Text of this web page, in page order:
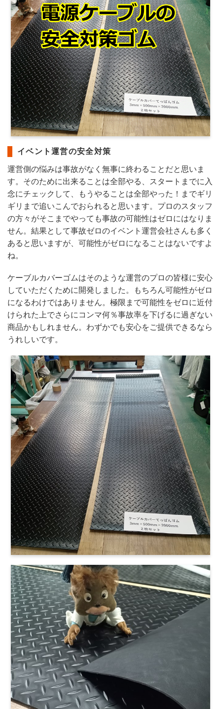
イベント運営の安全対策
運営側の悩みは事故がなく無事に終わることだと思いま
す。そのために出来ることは全部やる、スタートまでに入
念にチェックして、もうやることは全部やった！までギリ
ギリまで追いこんでおられると思います。プロのスタッフ
の方々がそこまでやっても事故の可能性はゼロにはなりま
せん。結果として事故ゼロのイベント運営会社さんも多く
あると思いますが、可能性がゼロになることはないですよ
ね。
ケーブルカバーゴムはそのような運営のプロの皆様に安心
していただくために開発しました。もちろん可能性がゼロ
になるわけではありません。極限まで可能性をゼロに近付
けられた上でさらにコンマ何％事故率を下げるに過ぎない
商品かもしれません。わずかでも安心をご提供できるなら
うれしいです。